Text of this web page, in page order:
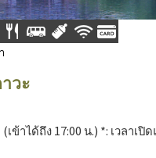
วะ
(เข้าได้ถึง 17:00 น.) *: เวลาเ